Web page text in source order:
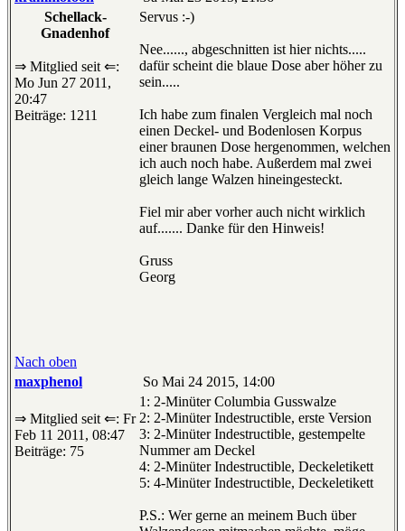
Schellack-
Gnadenhof
⇒ Mitglied seit ⇐:
Mo Jun 27 2011,
20:47
Beiträge: 1211
Servus :-)
Nee......, abgeschnitten ist hier nichts.....
dafür scheint die blaue Dose aber höher zu
sein.....
Ich habe zum finalen Vergleich mal noch
einen Deckel- und Bodenlosen Korpus
einer braunen Dose hergenommen, welchen
ich auch noch habe. Außerdem mal zwei
gleich lange Walzen hineingesteckt.
Fiel mir aber vorher auch nicht wirklich
auf....... Danke für den Hinweis!
Gruss
Georg
Nach oben
maxphenol
So Mai 24 2015, 14:00
⇒ Mitglied seit ⇐: Fr
Feb 11 2011, 08:47
Beiträge: 75
1: 2-Minüter Columbia Gusswalze
2: 2-Minüter Indestructible, erste Version
3: 2-Minüter Indestructible, gestempelte
Nummer am Deckel
4: 2-Minüter Indestructible, Deckeletikett
5: 4-Minüter Indestructible, Deckeletikett
P.S.: Wer gerne an meinem Buch über